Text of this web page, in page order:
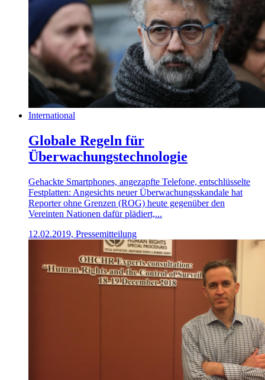
International
Globale Regeln für
Überwachungstechnologie
Gehackte Smartphones, angezapfte Telefone, entschlüsselte
Festplatten: Angesichts neuer Überwachungsskandale hat
Reporter ohne Grenzen (ROG) heute gegenüber den
Vereinten Nationen dafür plädiert,...
12.02.2019, Pressemitteilung